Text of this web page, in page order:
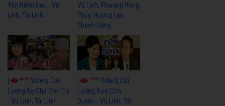
Yên Niềm Đau - Vũ
Linh, Tài Linh
Vũ Linh, Phương Hồng
Thủy, Hương Lan,
Thanh Hằng
4432 Video] Cải
Lương Nợ Cha Con Trả
- Vũ Linh, Tài Linh
3599Video] Cải
Lương Xưa Còn
Duyên - Vũ Linh, Tài